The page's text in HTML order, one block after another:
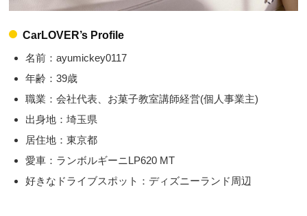
CarLOVER’s Profile
名前：ayumickey0117
年齢：39歳
職業：会社代表、お菓子教室講師経営(個人事業主)
出身地：埼玉県
居住地：東京都
愛車：ランボルギーニLP620 MT
好きなドライブスポット：ディズニーランド周辺